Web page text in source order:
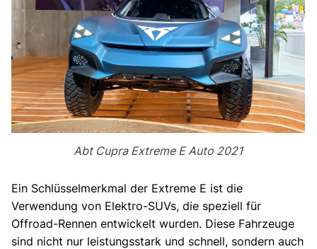
Abt Cupra Extreme E Auto 2021
Ein Schlüsselmerkmal der Extreme E ist die
Verwendung von Elektro-SUVs, die speziell für
Offroad-Rennen entwickelt wurden. Diese Fahrzeuge
sind nicht nur leistungsstark und schnell, sondern auch